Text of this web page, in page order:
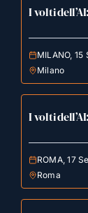
I volti
MILANO,
Milano
I volti
ROMA, 17
Roma